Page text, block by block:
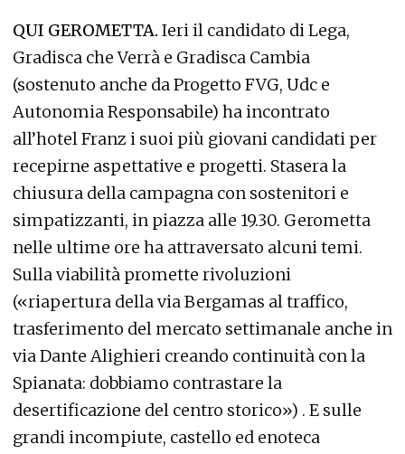
QUI GEROMETTA. Ieri il candidato di Lega,
Gradisca che Verrà e Gradisca Cambia
(sostenuto anche da Progetto FVG, Udc e
Autonomia Responsabile) ha incontrato
all’hotel Franz i suoi più giovani candidati per
recepirne aspettative e progetti. Stasera la
chiusura della campagna con sostenitori e
simpatizzanti, in piazza alle 19.30. Gerometta
nelle ultime ore ha attraversato alcuni temi.
Sulla viabilità promette rivoluzioni
(«riapertura della via Bergamas al traffico,
trasferimento del mercato settimanale anche in
via Dante Alighieri creando continuità con la
Spianata: dobbiamo contrastare la
desertificazione del centro storico») . E sulle
grandi incompiute, castello ed enoteca